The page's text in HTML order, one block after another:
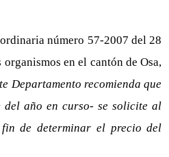
número 57-2007 del 28
en el cantón de Osa,
Departamento recomienda que
del año en curso- se solicite al
de determinar el precio del